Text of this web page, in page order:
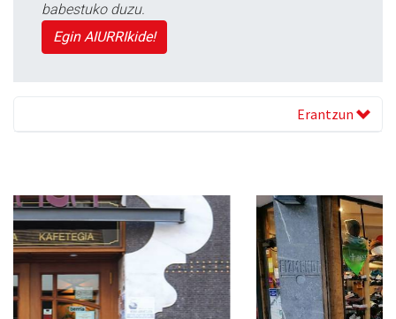
babestuko duzu.
Egin AIURRIkide!
Erantzun